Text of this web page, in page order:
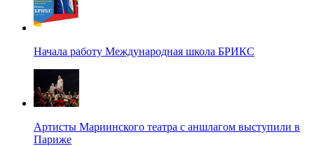
Начала работу Международная школа БРИКС
Артисты Мариинского театра с аншлагом выступили в
Париже